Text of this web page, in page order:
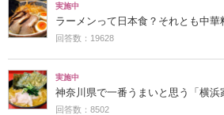
実施中
ラーメンって日本食？それとも中華
回答数：19628
実施中
神奈川県で一番うまいと思う「横浜
回答数：8502